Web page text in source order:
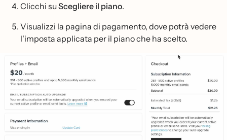
Clicchi suScegliere il piano.
Visualizzi la pagina di pagamento, dove potrà vedere
l'imposta applicata per il piano che ha scelto.